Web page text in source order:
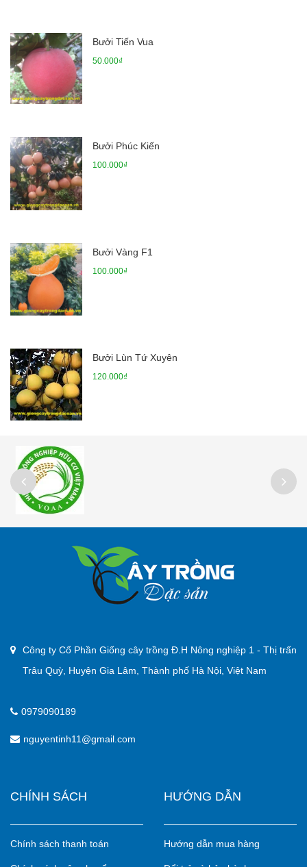
Bưởi Tiến Vua
50.000₫
Bưởi Phúc Kiến
100.000₫
Bưởi Vàng F1
100.000₫
Bưởi Lùn Tứ Xuyên
120.000₫
Công ty Cổ Phần Giống cây trồng Đ.H Nông nghiệp 1 - Thị trấn
Trâu Quỳ, Huyện Gia Lâm, Thành phố Hà Nội, Việt Nam
0979090189
nguyentinh11@gmail.com
CHÍNH SÁCH
Chính sách thanh toán
HƯỚNG DẪN
Hướng dẫn mua hàng